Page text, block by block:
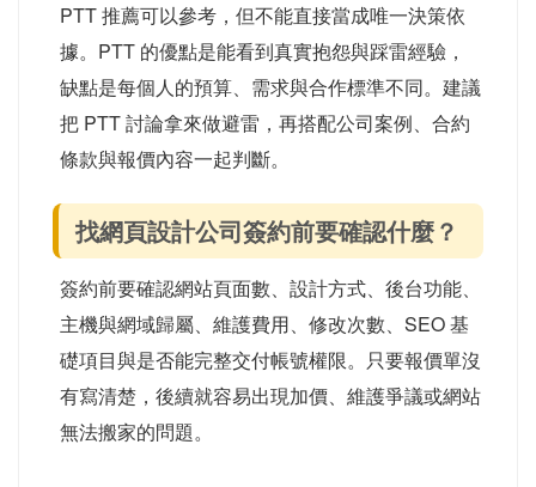
PTT 推薦可以參考，但不能直接當成唯一決策依
據。PTT 的優點是能看到真實抱怨與踩雷經驗，
缺點是每個人的預算、需求與合作標準不同。建議
把 PTT 討論拿來做避雷，再搭配公司案例、合約
條款與報價內容一起判斷。
找網頁設計公司簽約前要確認什麼？
簽約前要確認網站頁面數、設計方式、後台功能、
主機與網域歸屬、維護費用、修改次數、SEO 基
礎項目與是否能完整交付帳號權限。只要報價單沒
有寫清楚，後續就容易出現加價、維護爭議或網站
無法搬家的問題。